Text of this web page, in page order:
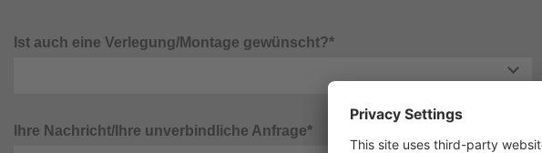
Ist auch eine Verlegung/Montage gewünscht?*
Ihre Nachricht/Ihre unverbindliche Anfrage*